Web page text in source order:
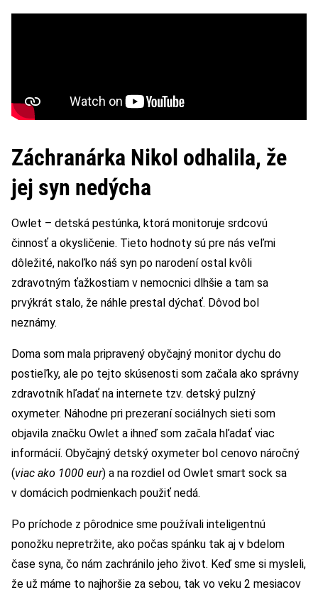
Záchranárka Nikol odhalila, že
jej syn nedýcha
Owlet – detská pestúnka, ktorá monitoruje srdcovú
činnosť a okysličenie. Tieto hodnoty sú pre nás veľmi
dôležité, nakoľko náš syn po narodení ostal kvôli
zdravotným ťažkostiam v nemocnici dlhšie a tam sa
prvýkrát stalo, že náhle prestal dýchať. Dôvod bol
neznámy.
Doma som mala pripravený obyčajný monitor dychu do
postieľky, ale po tejto skúsenosti som začala ako správny
zdravotník hľadať na internete tzv. detský pulzný
oxymeter. Náhodne pri prezeraní sociálnych sieti som
objavila značku Owlet a ihneď som začala hľadať viac
informácií. Obyčajný detský oxymeter bol cenovo náročný
(viac ako 1000 eur) a na rozdiel od Owlet smart sock sa
v domácich podmienkach použiť nedá.
Po príchode z pôrodnice sme používali inteligentnú
ponožku nepretržite, ako počas spánku tak aj v bdelom
čase syna, čo nám zachránilo jeho život. Keď sme si mysleli,
že už máme to najhoršie za sebou, tak vo veku 2 mesiacov